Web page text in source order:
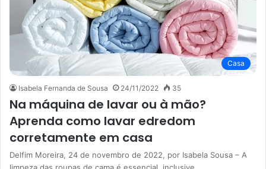
Casa
Isabela Fernanda de Sousa 24/11/2022 35
Na máquina de lavar ou à mão?
Aprenda como lavar edredom
corretamente em casa
Delfim Moreira, 24 de novembro de 2022, por Isabela Sousa – A
limpeza das roupas de cama é essencial, inclusive,…